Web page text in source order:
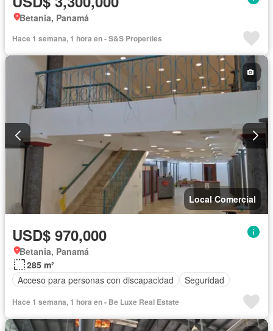
Betania, Panamá
Hace 1 semana, 1 hora en - S&S Properties
Local Comercial
USD$ 970,000
Betania, Panamá
285 m²
Acceso para personas con discapacidad
Seguridad
Hace 1 semana, 1 hora en - Be Luxe Real Estate